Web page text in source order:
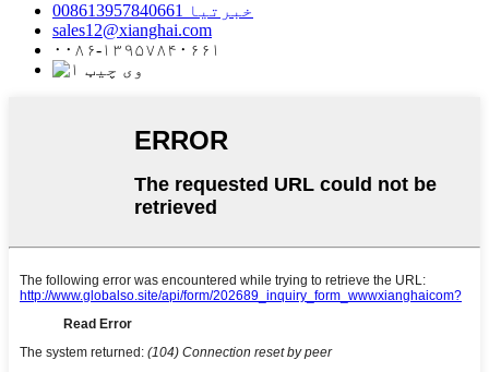
008613957840661 خبرتیا
sales12@xianghai.com
۰۰۸۶-۱۳۹۵۷۸۴۰۶۶۱